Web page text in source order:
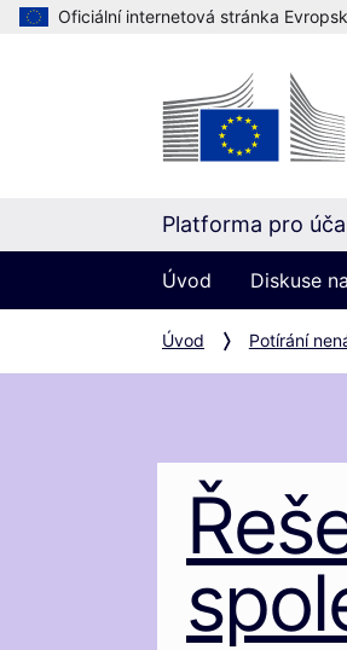
Oficiální internetová stránka
Platforma pro
Úvod Diskuse
Úvod Potírání